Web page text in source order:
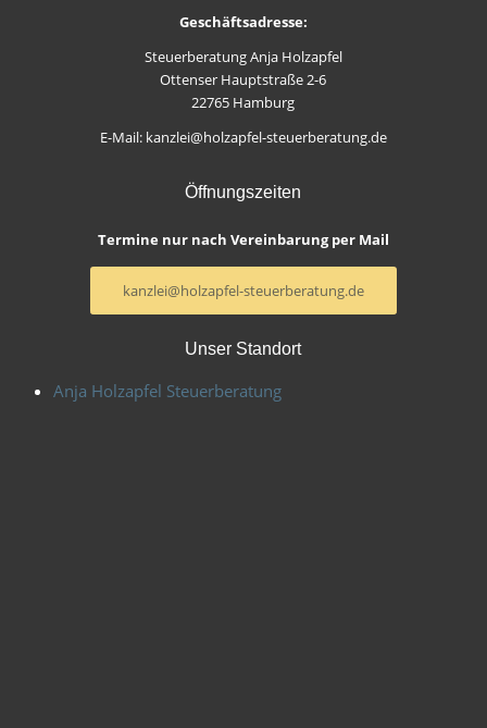
Geschäftsadresse:
Steuerberatung Anja Holzapfel
Ottenser Hauptstraße 2-6
22765 Hamburg
E-Mail: kanzlei@holzapfel-steuerberatung.de
Öffnungszeiten
Termine nur nach Vereinbarung per Mail
kanzlei@holzapfel-steuerberatung.de
Unser Standort
Anja Holzapfel Steuerberatung